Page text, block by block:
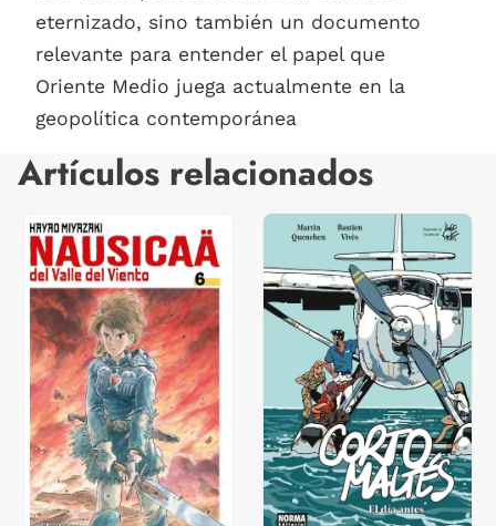
eternizado, sino también un documento
relevante para entender el papel que
Oriente Medio juega actualmente en la
geopolítica contemporánea
Artículos relacionados